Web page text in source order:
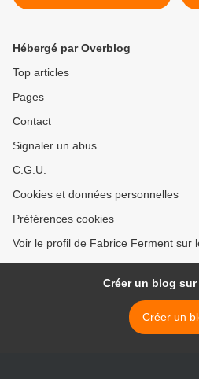
Hébergé par Overblog
Top articles
Pages
Contact
Signaler un abus
C.G.U.
Cookies et données personnelles
Préférences cookies
Voir le profil de Fabrice Ferment sur
Créer un blog
Créer un